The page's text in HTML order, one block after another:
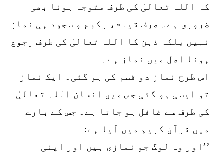
کا اللہ تعالیٰ کی طرف متوجہ ہونا بھی
ضروری ہے۔ صرف قیام، رکوع و سجود ہی نماز
نہیں بلکہ ذہن کا اللہ تعالیٰ کی طرف رجوع
ہونا اصل میں نماز ہے۔
اس طرح نماز دو قسم کی ہو گئی۔ ایک نماز
تو ایسی ہو گئی جس میں انسان اللہ تعالیٰ
کی طرف سے غافل ہو جاتا ہے۔ جس کے بارے
میں قرآن کریم میں آیا ہے:
’’اور وہ لوگ جو نمازی ہیں اور اپنی